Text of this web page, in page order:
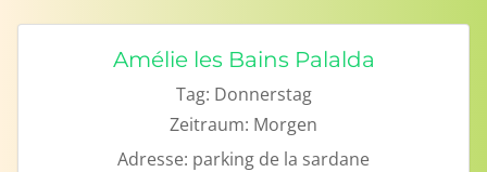
Amélie les Bains Palalda
Tag: Donnerstag
Zeitraum: Morgen
Adresse: parking de la sardane